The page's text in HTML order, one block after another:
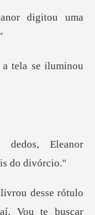
digitou uma
a tela se ilu
dos, Eleanor
ou desse rótulo